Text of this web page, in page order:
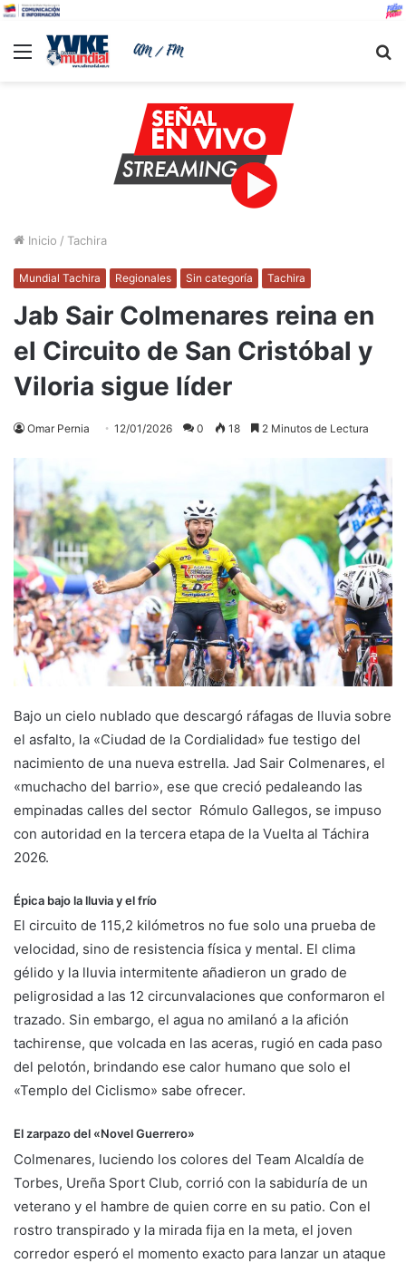
Menu
Inicio / Tachira
Mundial Tachira Regionales Sin categoría Tachira
Jab Sair Colmenares reina en
el Circuito de San Cristóbal y
Viloria sigue líder
Omar Pernia 12/01/2026 0 18 2 Minutos de Lectura
Bajo un cielo nublado que descargó ráfagas de lluvia sobre
el asfalto, la «Ciudad de la Cordialidad» fue testigo del
nacimiento de una nueva estrella. Jad Sair Colmenares, el
«muchacho del barrio», ese que creció pedaleando las
empinadas calles del sector Rómulo Gallegos, se impuso
con autoridad en la tercera etapa de la Vuelta al Táchira
2026.
​Épica bajo la lluvia y el frío
​El circuito de 115,2 kilómetros no fue solo una prueba de
velocidad, sino de resistencia física y mental. El clima
gélido y la lluvia intermitente añadieron un grado de
peligrosidad a las 12 circunvalaciones que conformaron el
trazado. Sin embargo, el agua no amilanó a la afición
tachirense, que volcada en las aceras, rugió en cada paso
del pelotón, brindando ese calor humano que solo el
«Templo del Ciclismo» sabe ofrecer.
​El zarpazo del «Novel Guerrero»
​Colmenares, luciendo los colores del Team Alcaldía de
Torbes, Ureña Sport Club, corrió con la sabiduría de un
veterano y el hambre de quien corre en su patio. Con el
rostro transpirado y la mirada fija en la meta, el joven
corredor esperó el momento exacto para lanzar un ataque